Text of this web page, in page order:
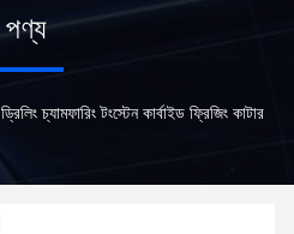
পণ্য
ড্রিলিং চ্যামফারিং টংস্টেন কার্বাইড ফ্রিজিং কাটার